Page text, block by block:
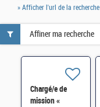
» Afficher l'url de la recherche
Chargé/e de
mission «
Affiner ma recherche